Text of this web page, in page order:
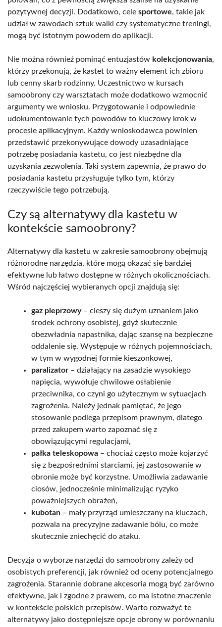
pozytywnej decyzji. Dodatkowo, cele sportowe, takie jak
udział w zawodach sztuk walki czy systematyczne treningi,
mogą być istotnym powodem do aplikacji.
Nie można również pominąć entuzjastów kolekcjonowania,
którzy przekonują, że kastet to ważny element ich zbioru
lub cenny skarb rodzinny. Uczestnictwo w kursach
samoobrony czy warsztatach może dodatkowo wzmocnić
argumenty we wniosku. Przygotowanie i odpowiednie
udokumentowanie tych powodów to kluczowy krok w
procesie aplikacyjnym. Każdy wnioskodawca powinien
przedstawić przekonywujące dowody uzasadniające
potrzebę posiadania kastetu, co jest niezbędne dla
uzyskania zezwolenia. Taki system zapewnia, że prawo do
posiadania kastetu przysługuje tylko tym, którzy
rzeczywiście tego potrzebują.
Czy są alternatywy dla kastetu w
kontekście samoobrony?
Alternatywy dla kastetu w zakresie samoobrony obejmują
różnorodne narzędzia, które mogą okazać się bardziej
efektywne lub łatwo dostępne w różnych okolicznościach.
Wśród najczęściej wybieranych opcji znajdują się:
gaz pieprzowy– cieszy się dużym uznaniem jako
środek ochrony osobistej, gdyż skutecznie
obezwładnia napastnika, dając szansę na bezpieczne
oddalenie się. Występuje w różnych pojemnościach,
w tym w wygodnej formie kieszonkowej,
paralizator – działający na zasadzie wysokiego
napięcia, wywołuje chwilowe osłabienie
przeciwnika, co czyni go użytecznym w sytuacjach
zagrożenia. Należy jednak pamiętać, że jego
stosowanie podlega przepisom prawnym, dlatego
przed zakupem warto zapoznać się z
obowiązującymi regulacjami,
pałka teleskopowa – chociaż często może kojarzyć
się z bezpośrednimi starciami, jej zastosowanie w
obronie może być korzystne. Umożliwia zadawanie
ciosów, jednocześnie minimalizując ryzyko
poważniejszych obrażeń,
kubotan – mały przyrząd umieszczany na kluczach,
pozwala na precyzyjne zadawanie bólu, co może
skutecznie zniechęcić do ataku.
Decyzja o wyborze narzędzi do samoobrony zależy od
osobistych preferencji, jak również od oceny potencjalnego
zagrożenia. Starannie dobrane akcesoria mogą być zarówno
efektywne, jak i zgodne z prawem, co ma istotne znaczenie
w kontekście polskich przepisów. Warto rozważyć te
alternatywy jako dostępniejsze opcje obrony w porównaniu